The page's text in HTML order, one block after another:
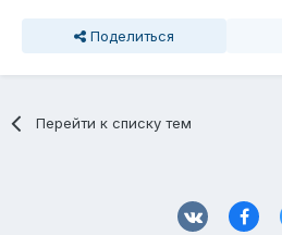
Поделиться
Перейти к списку тем